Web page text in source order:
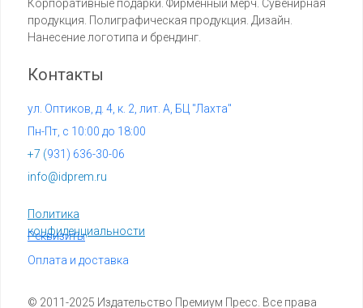
© 2011-2025 Издательство Премиум Пресс. Все права
Корпоративные подарки. Фирменный мерч. Сувенирная
продукция. Полиграфическая продукция. Дизайн.
Нанесение логотипа и брендинг.
info@idprem.ru
Контакты
Политика
конфиденциальности
+7 (931) 636-30-06
Реквизиты
ул. Оптиков, д. 4, к. 2, лит. А, БЦ "Лахта"
Оплата и доставка
Пн-Пт, с 10:00 до 18:00